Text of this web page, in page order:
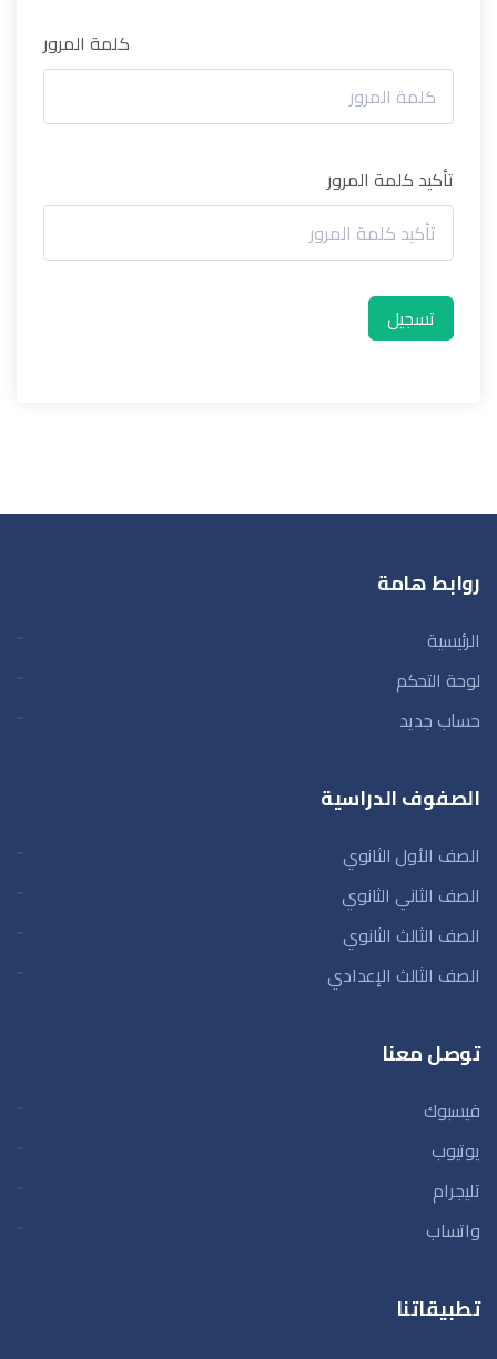
كلمة المرور
تأكيد كلمة المرور
تسجيل
روابط هامة
الرئيسية
لوحة التحكم
حساب جديد
الصفوف الدراسية
الصف الأول الثانوي
الصف الثاني الثانوي
الصف الثالث الثانوي
الصف الثالث الإعدادي
توصل معنا
فيسبوك
يوتيوب
تليجرام
واتساب
تطبيقاتنا